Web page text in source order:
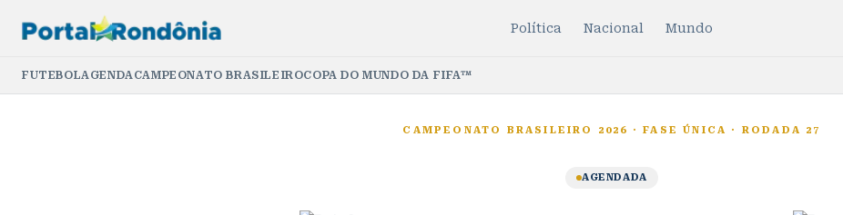
Política Nacional Mundo
FUTEBOLAGENDACAMPEONATO BRASILEIROCOPA DO MUNDO DA FIFA™
CAMPEONATO BRASILEIRO 2026 ·FASE ÚNICA · RODADA 27
AGENDADA